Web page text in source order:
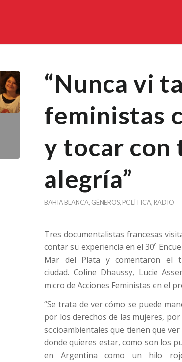
“Nunca vi
feministas
y tocar con
alegría”
BAHIA BLANCA, GÉNEROS, POLÍTICA, RADIO
Tres documentalistas francesas
contar su experiencia en el 30º
Mar del Plata y comentaron el
ciudad. Coline Dhaussy, Lucie
micro de Acciones Feministas en el
“Se trata de ver cómo se puede
por los derechos de las mujeres,
socioambientales que tienen que
donde quieres estar, como son los
en Argentina como un hilo